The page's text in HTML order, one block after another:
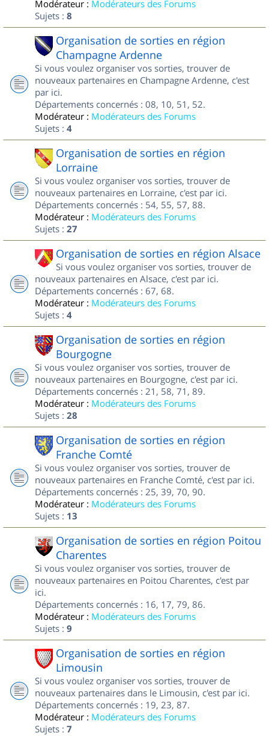
Modérateur : Modérateurs des Forums
Sujets : 8
Organisation de sorties en région
Champagne Ardenne
Si vous voulez organiser vos sorties, trouver de
nouveaux partenaires en Champagne Ardenne, c'est
par ici.
Départements concernés : 08, 10, 51, 52.
Modérateur : Modérateurs des Forums
Sujets : 4
Organisation de sorties en région
Lorraine
Si vous voulez organiser vos sorties, trouver de
nouveaux partenaires en Lorraine, c'est par ici.
Départements concernés : 54, 55, 57, 88.
Modérateur : Modérateurs des Forums
Sujets : 27
Organisation de sorties en région Alsace
Si vous voulez organiser vos sorties, trouver de
nouveaux partenaires en Alsace, c'est par ici.
Départements concernés : 67, 68.
Modérateur : Modérateurs des Forums
Sujets : 4
Organisation de sorties en région
Bourgogne
Si vous voulez organiser vos sorties, trouver de
nouveaux partenaires en Bourgogne, c'est par ici.
Départements concernés : 21, 58, 71, 89.
Modérateur : Modérateurs des Forums
Sujets : 28
Organisation de sorties en région
Franche Comté
Si vous voulez organiser vos sorties, trouver de
nouveaux partenaires en Franche Comté, c'est par ici.
Départements concernés : 25, 39, 70, 90.
Modérateur : Modérateurs des Forums
Sujets : 13
Organisation de sorties en région Poitou
Charentes
Si vous voulez organiser vos sorties, trouver de
nouveaux partenaires en Poitou Charentes, c'est par
ici.
Départements concernés : 16, 17, 79, 86.
Modérateur : Modérateurs des Forums
Sujets : 9
Organisation de sorties en région
Limousin
Si vous voulez organiser vos sorties, trouver de
nouveaux partenaires dans le Limousin, c'est par ici.
Départements concernés : 19, 23, 87.
Modérateur : Modérateurs des Forums
Sujets : 7